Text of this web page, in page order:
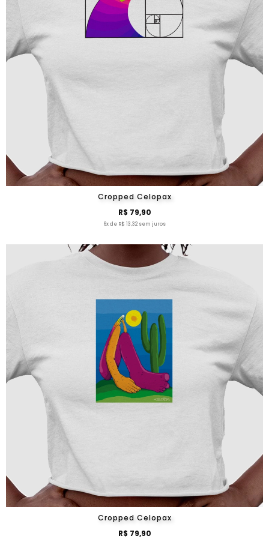
Cropped Celopax
R$ 79,90
6x de R$ 13,32 sem juros
Cropped Celopax
R$ 79,90